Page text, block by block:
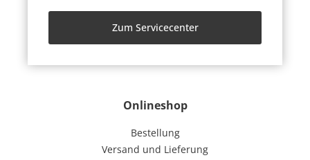
Onlineshop
Bestellung
Versand und Lieferung
Zum Servicecenter